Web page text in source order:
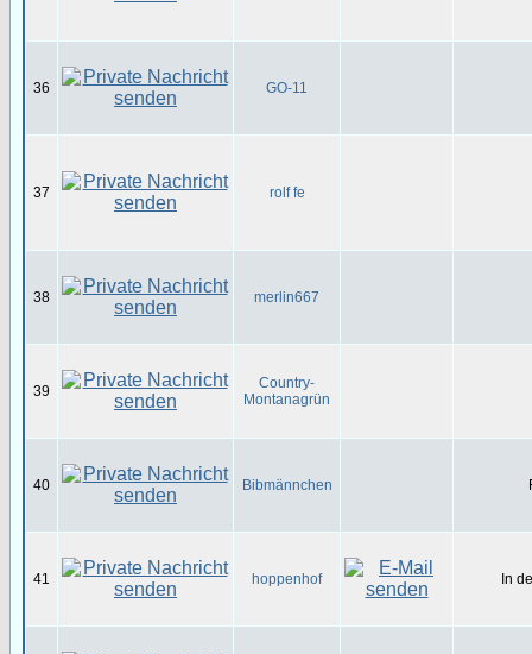
36 GO-11
37 rolf fe
38 merlin667
39
Country-
Montanagrün
40 Bibmännchen
41 hoppenhof In